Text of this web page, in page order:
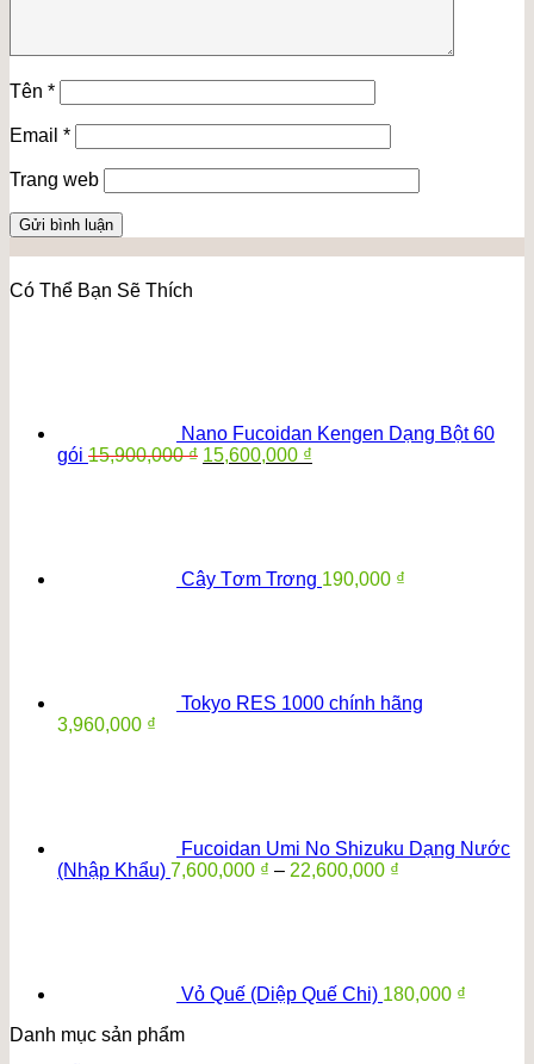
Tên *
Email *
Trang web
Có Thể Bạn Sẽ Thích
Nano Fucoidan Kengen Dạng Bột 60
gói 15,900,000₫ Giá
15,600,000 ₫
Cây Tơm Trơng 190,000 ₫
Tokyo RES 1000 chính hãng
3,960,000 ₫
Fucoidan Umi No Shizuku Dạng Nước
(Nhập Khẩu) 7,600,000 ₫ – 22,600,000 ₫
Vỏ Quế (Diệp Quế Chi) 180,000 ₫
Danh mục sản phẩm